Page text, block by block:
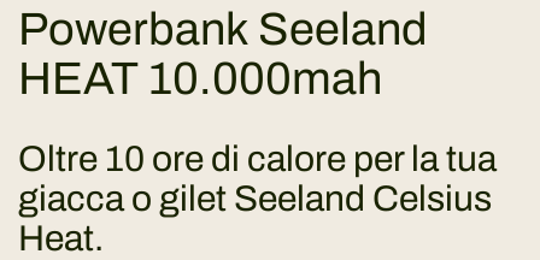
o
.
.
Powerbank Seeland
HEAT 10.000mah
Oltre 10 ore di calore per la tua
giacca o gilet Seeland Celsius
Heat.